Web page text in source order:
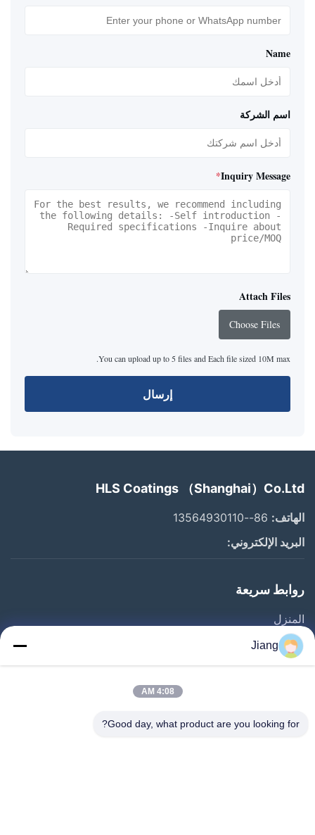
Name
اسم الشركة
Inquiry Message
*
Attach Files
Choose Files
You can upload up to 5 files and Each file sized 10M max.
إرسال
HLS Coatings （Shanghai）Co.Ltd
الهاتف:
البريد الإلكتروني:
روابط سريعة
المنزل
المنتجات
فيديوهات
حولنا
Jiang
4:08 AM
Good day, what product are you looking for?